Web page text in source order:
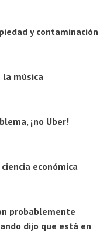
y contaminación
la música
¡no Uber!
económica
probablemente
dijo que está en